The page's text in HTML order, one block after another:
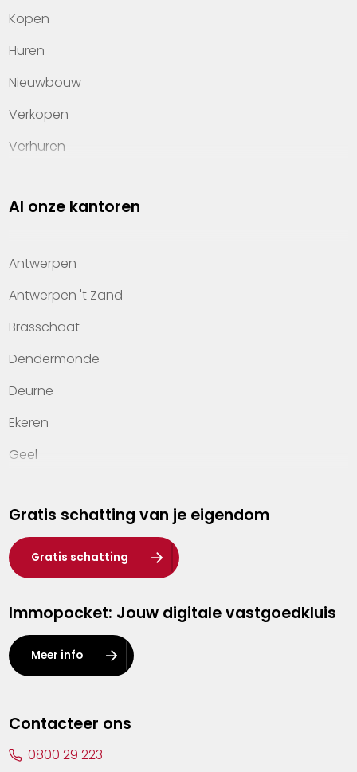
Kopen
Huren
Nieuwbouw
Verkopen
Verhuren
Property management
Kennis van wonen
Kantoren
Veelgestelde vragen
Werken bij Heylen Vastgoed
Contact
Al onze kantoren
Antwerpen
Antwerpen 't Zand
Brasschaat
Dendermonde
Deurne
Ekeren
Geel
Hasselt
Heist-op-den-Berg
Herentals
Kalmthout
Leuven
Lier
Gratis schatting van je eigendom
Gratis schatting
Immopocket: Jouw digitale vastgoedkluis
Meer info
Contacteer ons
0800 29 223